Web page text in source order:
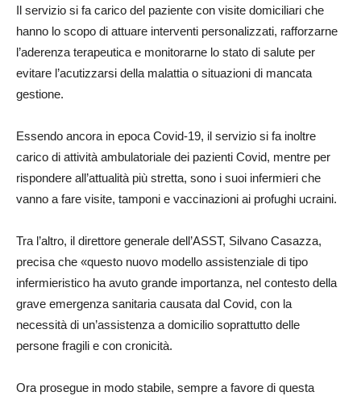
Il servizio si fa carico del paziente con visite domiciliari che
hanno lo scopo di attuare interventi personalizzati, rafforzarne
l’aderenza terapeutica e monitorarne lo stato di salute per
evitare l’acutizzarsi della malattia o situazioni di mancata
gestione.
Essendo ancora in epoca Covid-19, il servizio si fa inoltre
carico di attività ambulatoriale dei pazienti Covid, mentre per
rispondere all’attualità più stretta, sono i suoi infermieri che
vanno a fare visite, tamponi e vaccinazioni ai profughi ucraini.
Tra l’altro, il direttore generale dell’ASST, Silvano Casazza,
precisa che «questo nuovo modello assistenziale di tipo
infermieristico ha avuto grande importanza, nel contesto della
grave emergenza sanitaria causata dal Covid, con la
necessità di un’assistenza a domicilio soprattutto delle
persone fragili e con cronicità.
Ora prosegue in modo stabile, sempre a favore di questa